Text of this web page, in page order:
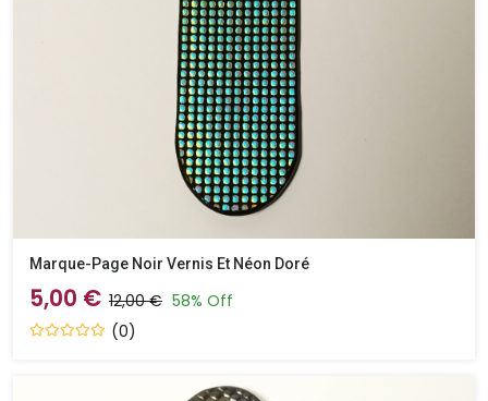
Marque-Page Noir Vernis Et Néon Doré
5,00 € 12,00 € 58% Off
(0)